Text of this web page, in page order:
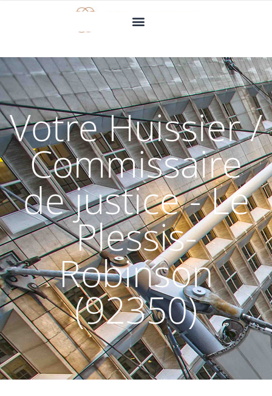
Votre Huissier /
Commissaire
de justice - Le
Plessis-
Robinson
(92350)